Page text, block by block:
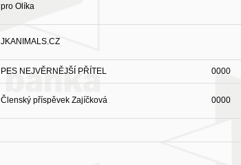
pro Olíka
JKANIMALS.CZ
PES NEJVĚRNĚJŠÍ PŘÍTEL 0000
Členský příspěvek Zajíčková 0000